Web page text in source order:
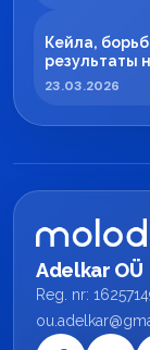
Кейла,
результаты
23.03.2026
Adelkar OÜ
Reg. nr: